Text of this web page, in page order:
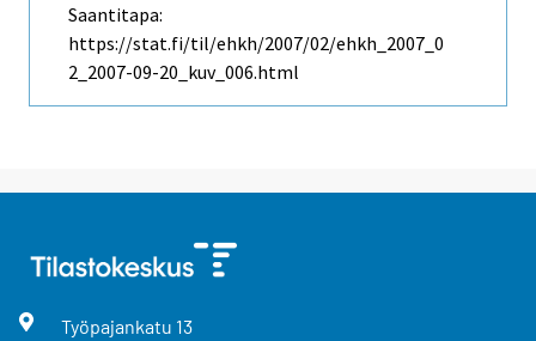
Saantitapa:
https://stat.fi/til/ehkh/2007/02/ehkh_2007_0
2_2007-09-20_kuv_006.html
Työpajankatu 13